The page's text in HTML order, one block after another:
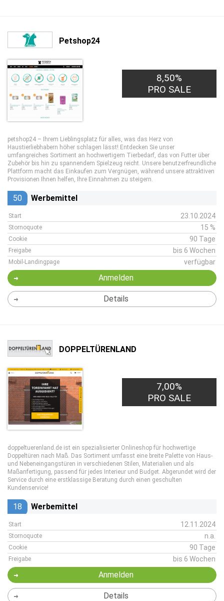
Petshop24
8,50%
PRO SALE
petshop24 – Ihrem Lieblingsplatz für alles, was das Herz von
Haustierliebhabern höher schlagen lässt! Entdecken Sie unser
umfangreiches Sortiment an hochwertigem Tierbedarf, das von Futter über
Zubehör bis hin zu spannendem Spielzeug reicht. Unsere benutzerfreundliche
Plattform macht das Einkaufen zum Vergnügen, während unsere attraktiven
Provisionen Ihnen helfen, Ihre Einnahmen zu steigern.
50 Werbemittel
Start 23.10.2024
Stornoquote 15 %
Cookie 90 Tage
Freigabe bis 6 Wochen
Mobil-Landingpage verfügbar
Anmelden
Details
DOPPELTÜRENLAND
7,00%
PRO SALE
doppeltuerenland.de ist ein spezialisierter Onlineshop für hochwertige
Doppeltüren nach Maß. Das Sortiment umfasst eine breite Palette von Haus-
und Nebeneingangstüren in verschiedenen Stilen, Materialien und als
Maßanfertigung, passend für jedes Interieur und Budget. Abgerundet wird der
Service durch eine erstklassige Beratung durch einen geschulten
Kundenservice!
18 Werbemittel
Start 12.11.2024
Stornoquote n.a.
Cookie 90 Tage
Freigabe bis 6 Wochen
Anmelden
Details